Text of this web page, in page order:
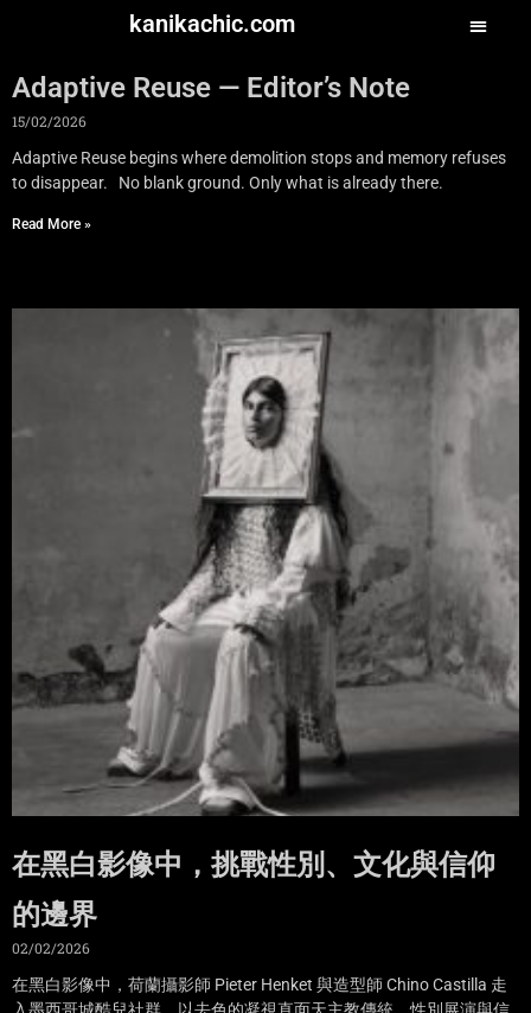
kanikachic.com
Adaptive Reuse — Editor’s Note
15/02/2026
Adaptive Reuse begins where demolition stops and memory refuses
to disappear. No blank ground. Only what is already there.
Read More »
在黑白影像中，挑戰性別、文化與信仰
的邊界
02/02/2026
在黑白影像中，荷蘭攝影師 Pieter Henket 與造型師 Chino Castilla 走
入墨西哥城酷兒社群，以去色的凝視直面天主教傳統、性別展演與信